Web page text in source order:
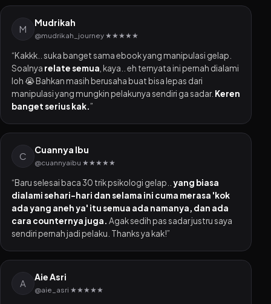
M
Mudrikah
@mudrikah_journey ★★★★★
“Kakkk.. suka banget sama ebook yang manipulasi gelap.
Soalnya relate semua , kaya.. eh ternyata ini pernah dialami
loh 😭 Bahkan masih berusaha buat bisa lepas dari
manipulasi yang mungkin pelakunya sendiri ga sadar. Keren
banget serius kak.”
C
Cuannya Ibu
@cuannyaibu ★★★★★
“Baru selesai baca 30 trik psikologi gelap.. yang biasa
dialami sehari-hari dan selama ini cuma merasa 'kok
ada yang aneh ya' itu semua ada namanya, dan ada
cara counternya juga. Agak sedih pas sadar justru saya
sendiri pernah jadi pelaku. Thanks ya kak!”
A
Aie Asri
@aie_asri ★★★★★